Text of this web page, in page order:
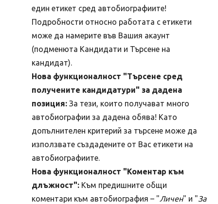
един етикет сред автобиографиите!
Подробности относно работата с етикети
може да намерите във Вашия акаунт
(подменюта Кандидати и Търсене на
кандидат).
Нова функционалност "Търсене сред
получените кандидатури" за дадена
позиция: За тези, които получават много
автобиографии за дадена обява! Като
допълнителен критерий за търсене може да
използвате създадените от Вас етикети на
автобиографиите.
Нова функционалност "Коментар към
длъжност": Към предишните общи
коментари към автобиография – "Личен" и "За